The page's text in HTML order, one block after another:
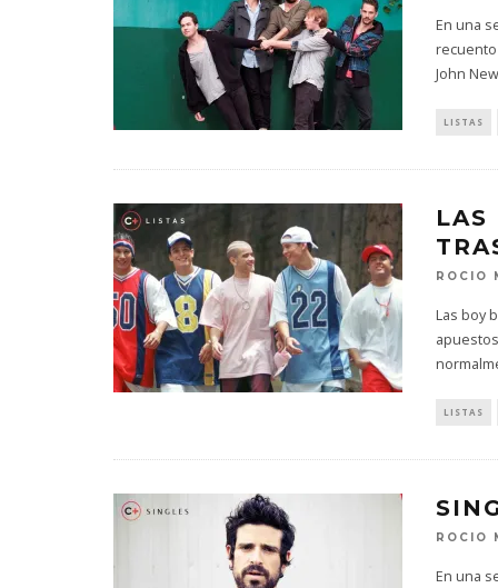
En una
John
LISTAS
LAS
ROCIO
Las boy
LISTAS
ROCIO
En una